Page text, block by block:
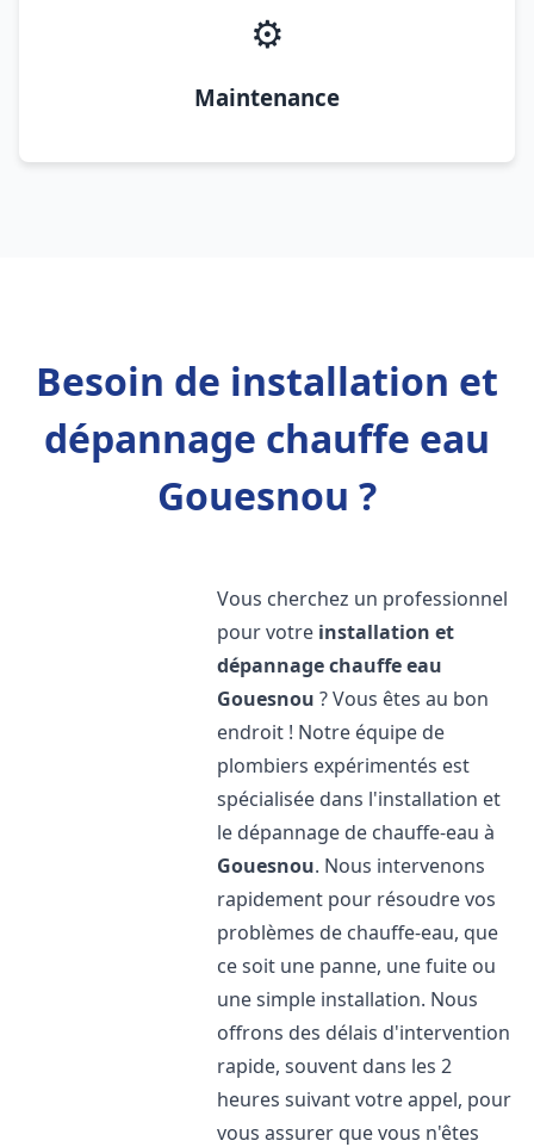
⚙️
Maintenance
Besoin de installation et
dépannage chauffe eau
Gouesnou ?
Vous cherchez un professionnel
pour votre installation et
dépannage chauffe eau
Gouesnou ? Vous êtes au bon
endroit ! Notre équipe de
plombiers expérimentés est
spécialisée dans l'installation et
le dépannage de chauffe-eau à
Gouesnou. Nous intervenons
rapidement pour résoudre vos
problèmes de chauffe-eau, que
ce soit une panne, une fuite ou
une simple installation. Nous
offrons des délais d'intervention
rapide, souvent dans les 2
heures suivant votre appel, pour
vous assurer que vous n'êtes